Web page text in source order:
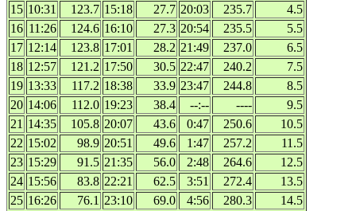
15 10:31 123.7 15:18 27.7 20:03 235.7
4.5
16 11:26 124.6 16:10 27.3 20:54 235.5
5.5
17 12:14 123.8 17:01 28.2 21:49 237.0
6.5
18 12:57 121.2 17:50 30.5 22:47 240.2
7.5
19 13:33 117.2 18:38 33.9 23:47 244.8
8.5
20 14:06 112.0 19:23 38.4 --:-- ----
9.5
21 14:35 105.8 20:07 43.6 0:47 250.6
10.5
22 15:02 98.9 20:51 49.6 1:47 257.2
11.5
23 15:29 91.5 21:35 56.0 2:48 264.6
12.5
24 15:56 83.8 22:21 62.5 3:51 272.4
13.5
25 16:26 76.1 23:10 69.0 4:56 280.3
14.5